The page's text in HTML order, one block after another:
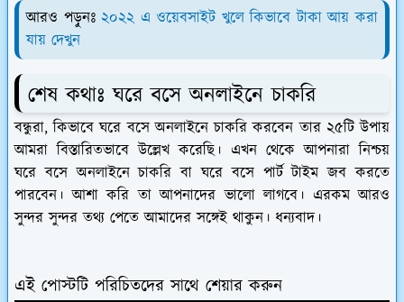
আরও পড়ুনঃ২০২২ এ ওয়েবসাইট খুলে কিভাবে টাকা আয় করা
যায় দেখুন
শেষ কথাঃ ঘরে বসে অনলাইনে চাকরি
বন্ধুরা, কিভাবে ঘরে বসে অনলাইনে চাকরি করবেন তার ২৫টি উপায়
আমরা বিস্তারিতভাবে উল্লেখ করেছি। এখন থেকে আপনারা নিশ্চয়
ঘরে বসে অনলাইনে চাকরি বা ঘরে বসে পার্ট টাইম জব করতে
পারবেন। আশা করি তা আপনাদের ভালো লাগবে। এরকম আরও
সুন্দর সুন্দর তথ্য পেতে আমাদের সঙ্গেই থাকুন। ধন্যবাদ।
এই পোস্টটি পরিচিতদের সাথে শেয়ার করুন